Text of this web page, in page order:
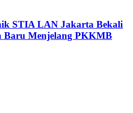
STIA LAN Jakarta Bekali
Baru Menjelang PKKMB